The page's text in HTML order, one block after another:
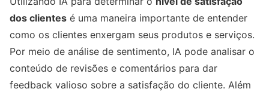
dos clientes é uma maneira importante de entender
como os clientes enxergam seus produtos e serviços.
Por meio de análise de sentimento, IA pode analisar o
conteúdo de revisões e comentários para dar
feedback valioso sobre a satisfação do cliente. Além